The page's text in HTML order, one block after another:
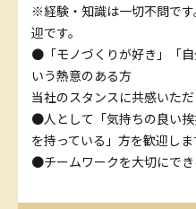
※経験・知識は一切不問で
迎です。
●「モノづくりが好き」「
いう熱意のある方
当社のスタンスに共感いた
●人として「気持ちの良い
を持っている」方を歓迎しま
●チームワークを大切にで